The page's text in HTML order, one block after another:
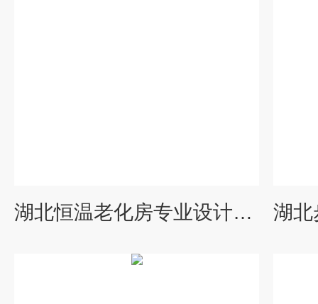
湖北恒温老化房专业设计及定做